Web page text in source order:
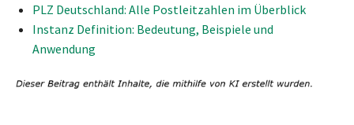
PLZ Deutschland: Alle Postleitzahlen im Überblick
Instanz Definition: Bedeutung, Beispiele und
Anwendung